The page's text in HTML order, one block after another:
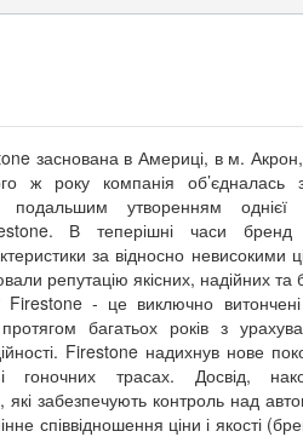
заснована в Америці, в м.
ж року компанія об’єдналась
подальшим утворенням однієї
В теперішні часи бренд
за відносно невисокими
репутацію якісних, надійних та
Firestone - це виключно
багатьох років з
Firestone надихнув нове
гоночних трасах. Досвід,
забезпечують контроль над
співвідношення ціни і якості